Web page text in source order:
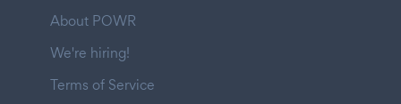
About POWR
We're hiring!
Terms of Service